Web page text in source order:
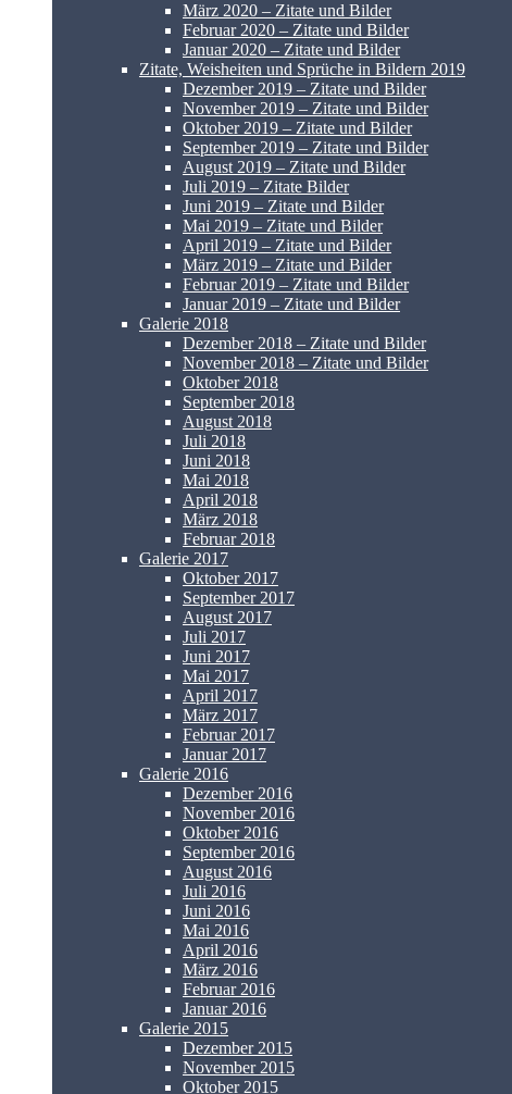
März 2020 – Zitate und Bilder
Februar 2020 – Zitate und Bilder
Januar 2020 – Zitate und Bilder
Zitate, Weisheiten und Sprüche in Bildern 2019
Dezember 2019 – Zitate und Bilder
November 2019 – Zitate und Bilder
Oktober 2019 – Zitate und Bilder
September 2019 – Zitate und Bilder
August 2019 – Zitate und Bilder
Juli 2019 – Zitate Bilder
Juni 2019 – Zitate und Bilder
Mai 2019 – Zitate und Bilder
April 2019 – Zitate und Bilder
März 2019 – Zitate und Bilder
Februar 2019 – Zitate und Bilder
Januar 2019 – Zitate und Bilder
Galerie 2018
Dezember 2018 – Zitate und Bilder
November 2018 – Zitate und Bilder
Oktober 2018
September 2018
August 2018
Juli 2018
Juni 2018
Mai 2018
April 2018
März 2018
Februar 2018
Galerie 2017
Oktober 2017
September 2017
August 2017
Juli 2017
Juni 2017
Mai 2017
April 2017
März 2017
Februar 2017
Januar 2017
Galerie 2016
Dezember 2016
November 2016
Oktober 2016
September 2016
August 2016
Juli 2016
Juni 2016
Mai 2016
April 2016
März 2016
Februar 2016
Januar 2016
Galerie 2015
Dezember 2015
November 2015
Oktober 2015